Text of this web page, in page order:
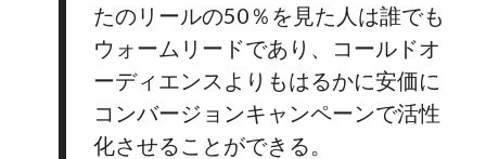
たのリールの50％を見た人は誰でも
ウォームリードであり、コールドオ
ーディエンスよりもはるかに安価に
コンバージョンキャンペーンで活性
化させることができる。